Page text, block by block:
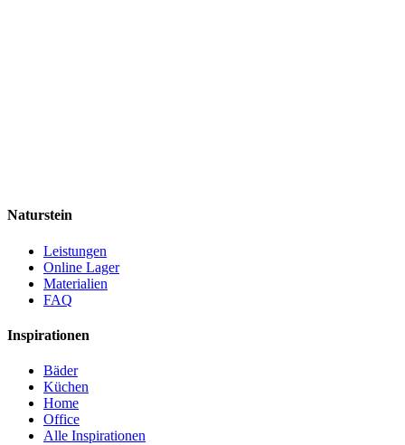
Naturstein
Leistungen
Online Lager
Materialien
FAQ
Inspirationen
Bäder
Küchen
Home
Office
Alle Inspirationen